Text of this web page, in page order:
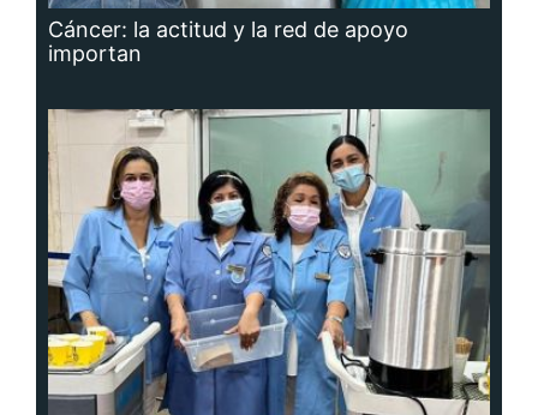
Cáncer: la actitud y la red de apoyo
importan